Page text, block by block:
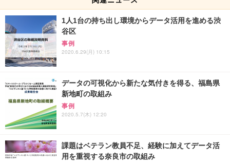
1人1台の持ち出し環境からデータ活用を進める渋
谷区
事例
2020.6.29(月) 10:15
データの可視化から新たな気付きを得る、福島県
新地町の取組み
事例
2020.5.7(木) 12:20
課題はベテラン教員不足、経験に加えてデータ活
用を重視する奈良市の取組み